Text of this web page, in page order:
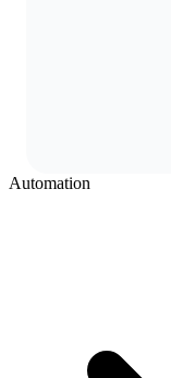
Automation